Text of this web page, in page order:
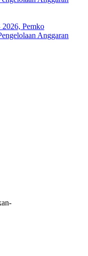
Pemko
Anggaran